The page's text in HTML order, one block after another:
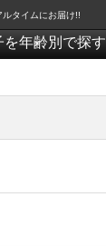
タイムにお届け!!
を年齢別で探す